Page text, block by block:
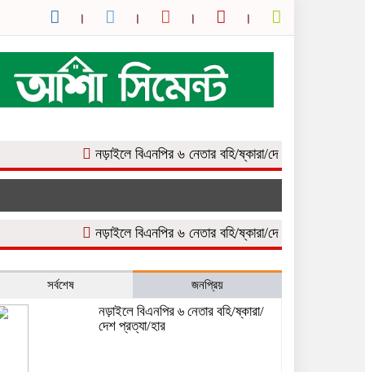
নড়াইলে বিএনপির ৬ নেতার বহি/ষ্কারা/দেশ প্রত্যা/হার
নড়াইলে বিএনপির ৬ নেতার বহি/ষ্কারা/দেশ প্রত্যা/হার
সর্বশেষ জনপ্রিয়
নড়াইলে বিএনপির ৬ নেতার বহি/ষ্কারা/
দেশ প্রত্যা/হার